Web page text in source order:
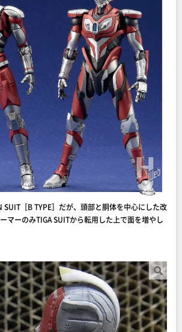
［B TYPE］だが、頭部と胴体を中心にした改
マーのみTIGA SUITから転用した上で面を増やし